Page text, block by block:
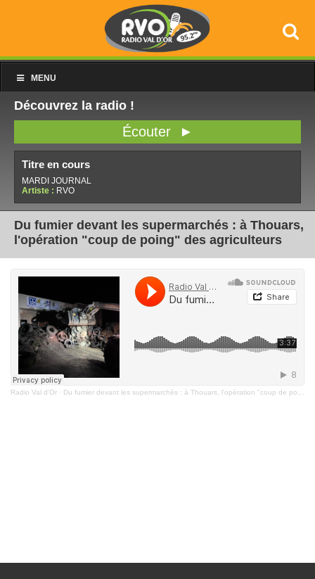
MENU
Découvrez la radio !
Écouter ►
Titre en cours
MARDI JOURNAL
Artiste : RVO
Du fumier devant les supermarchés : à Thouars,
l'opération "coup de poing" des agriculteurs
Radio Val d'Or · Du fumier devant les supermarchés : à Thouars, l'opération "coup de poing" des agriculteurs